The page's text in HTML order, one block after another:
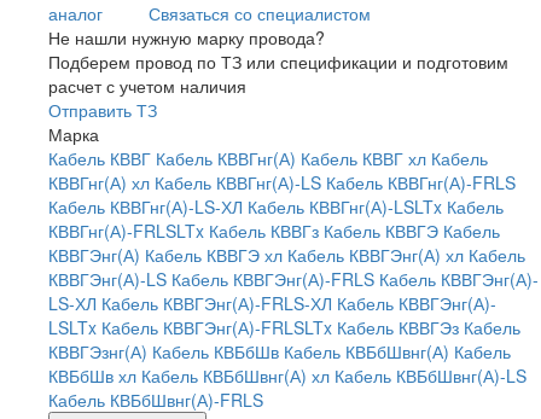
аналог
Связаться со специалистом
Не нашли нужную марку провода?
Подберем провод по ТЗ или спецификации и подготовим
расчет с учетом наличия
Отправить ТЗ
Марка
Кабель КВВГ Кабель КВВГнг(А) Кабель КВВГ хл Кабель
КВВГнг(А) хл Кабель КВВГнг(А)-LS Кабель КВВГнг(А)-FRLS
Кабель КВВГнг(А)-LS-ХЛ Кабель КВВГнг(А)-LSLTx Кабель
КВВГнг(А)-FRLSLTx Кабель КВВГз Кабель КВВГЭ Кабель
КВВГЭнг(А) Кабель КВВГЭ хл Кабель КВВГЭнг(А) хл Кабель
КВВГЭнг(А)-LS Кабель КВВГЭнг(А)-FRLS Кабель КВВГЭнг(А)-
LS-ХЛ Кабель КВВГЭнг(А)-FRLS-ХЛ Кабель КВВГЭнг(А)-
LSLTx Кабель КВВГЭнг(А)-FRLSLTx Кабель КВВГЭз Кабель
КВВГЭзнг(А) Кабель КВБбШв Кабель КВБбШвнг(А) Кабель
КВБбШв хл Кабель КВБбШвнг(А) хл Кабель КВБбШвнг(А)-LS
Кабель КВБбШвнг(А)-FRLS